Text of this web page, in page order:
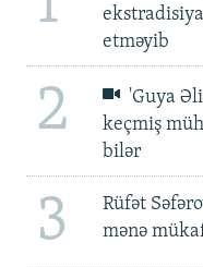
etməyib
2
'Guya
keçmiş
bilər
3
Rüfət
mənə